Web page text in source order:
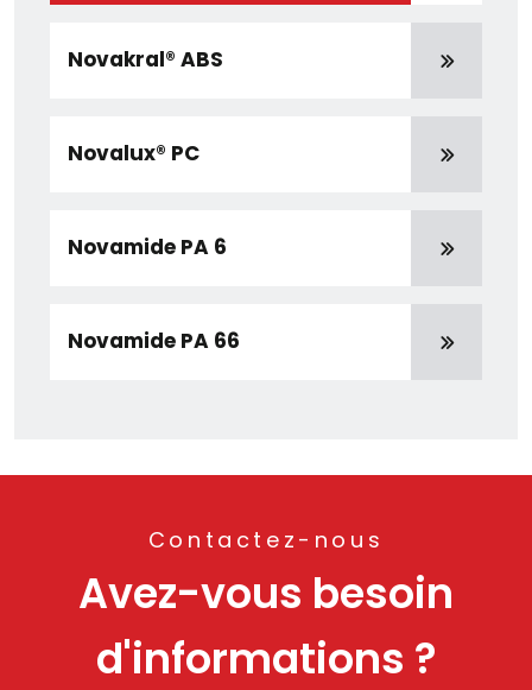
Novakral® ABS
Novalux® PC
Novamide PA 6
Novamide PA 66
Contactez-nous
Avez-vous besoin
d'informations ?